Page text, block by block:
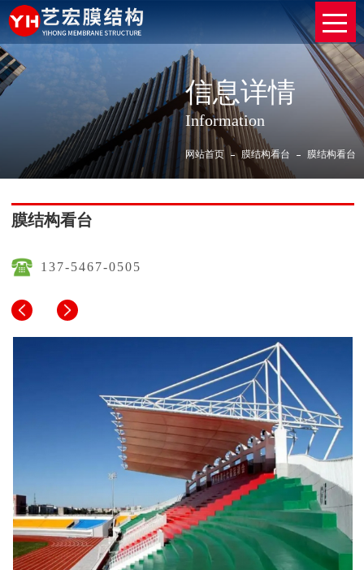
信息详情
Information
网站首页 膜结构看台 膜结构看台
膜结构看台
137-5467-0505